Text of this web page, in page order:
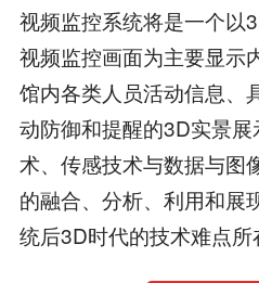
视频监控系统将是一个以
视频监控画面为主要显示
馆内各类人员活动信息、
动防御和提醒的3D实景
术、传感技术与数据与图
的融合、分析、利用和展
统后3D时代的技术难点所